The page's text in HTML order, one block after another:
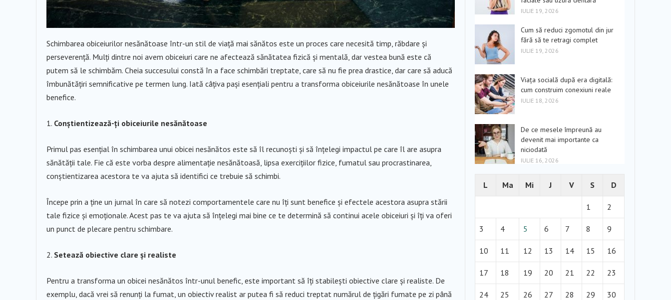
Schimbarea obiceiurilor nesănătoase într-un stil de viață mai sănătos este un proces care necesită timp, răbdare și
perseverență. Mulți dintre noi avem obiceiuri care ne afectează sănătatea fizică și mentală, dar vestea bună este că
putem să le schimbăm. Cheia succesului constă în a face schimbări treptate, care să nu fie prea drastice, dar care să aducă
îmbunătățiri semnificative pe termen lung. Iată câțiva pași esențiali pentru a transforma obiceiurile nesănătoase în unele
benefice.
Conștientizează-ți obiceiurile nesănătoase
Primul pas esențial în schimbarea unui obicei nesănătos este să îl recunoști și să înțelegi impactul pe care îl are asupra
sănătății tale. Fie că este vorba despre alimentație nesănătoasă, lipsa exercițiilor fizice, fumatul sau procrastinarea,
conștientizarea acestora te va ajuta să identifici ce trebuie să schimbi.
Începe prin a ține un jurnal în care să notezi comportamentele care nu îți sunt benefice și efectele acestora asupra stării
tale fizice și emoționale. Acest pas te va ajuta să înțelegi mai bine ce te determină să continui acele obiceiuri și îți va oferi
un punct de plecare pentru schimbare.
Setează obiective clare și realiste
Pentru a transforma un obicei nesănătos într-unul benefic, este important să îți stabilești obiective clare și realiste. De
exemplu, dacă vrei să renunți la fumat, un obiectiv realist ar putea fi să reduci treptat numărul de țigări fumate pe zi până
IULIE 19, 2026
Cum să reduci zgomotul din jur
fără să te retragi complet
IULIE 19, 2026
Viața socială după era digitală:
cum construim conexiuni reale
IULIE 18, 2026
De ce mesele împreună au
devenit mai importante ca
niciodată
IULIE 16, 2026
L Ma Mi J V S D
1 2
3 4 5 6 7 8 9
10 11 12 13 14 15 16
17 18 19 20 21 22 23
24 25 26 27 28 29 30